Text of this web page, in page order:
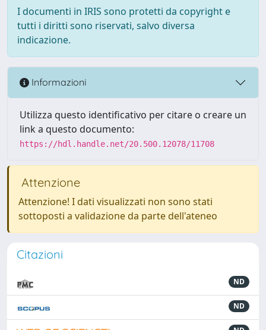
I documenti in IRIS sono protetti da copyright e
tutti i diritti sono riservati, salvo diversa
indicazione.
Informazioni
Utilizza questo identificativo per citare o creare un
link a questo documento:
https://hdl.handle.net/20.500.12078/11708
Attenzione
Attenzione! I dati visualizzati non sono stati
sottoposti a validazione da parte dell'ateneo
Citazioni
ND
ND